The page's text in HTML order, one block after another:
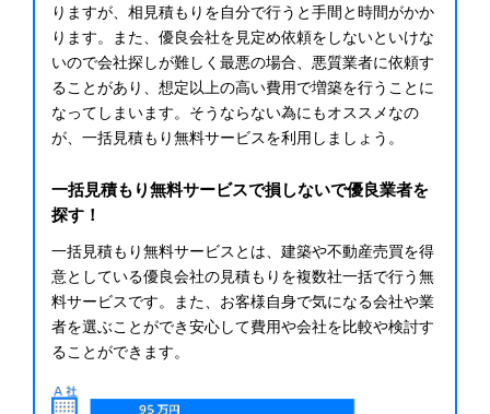
りますが、相見積もりを自分で行うと手間と時間がかか
ります。また、優良会社を見定め依頼をしないといけな
いので会社探しが難しく最悪の場合、悪質業者に依頼す
ることがあり、想定以上の高い費用で増築を行うことに
なってしまいます。そうならない為にもオススメなの
が、一括見積もり無料サービスを利用しましょう。
一括見積もり無料サービスで損しないで優良業者を
探す！
一括見積もり無料サービスとは、建築や不動産売買を得
意としている優良会社の見積もりを複数社一括で行う無
料サービスです。また、お客様自身で気になる会社や業
者を選ぶことができ安心して費用や会社を比較や検討す
ることができます。